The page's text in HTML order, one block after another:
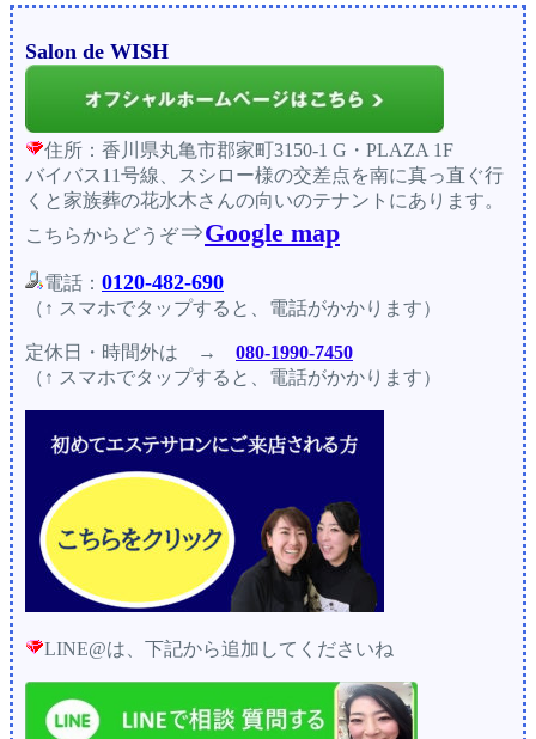
Salon de WISH
住所：香川県丸亀市郡家町3150-1 G・PLAZA 1F
バイバス11号線、スシロー様の交差点を南に真っ直ぐ行
くと家族葬の花水木さんの向いのテナントにあります。
こちらからどうぞ⇒Google map
電話： 0120-482-690
（↑ スマホでタップすると、電話がかかります）
定休日・時間外は →
080-1990-7450
（↑ スマホでタップすると、電話がかかります）
LINE@は、下記から追加してくださいね